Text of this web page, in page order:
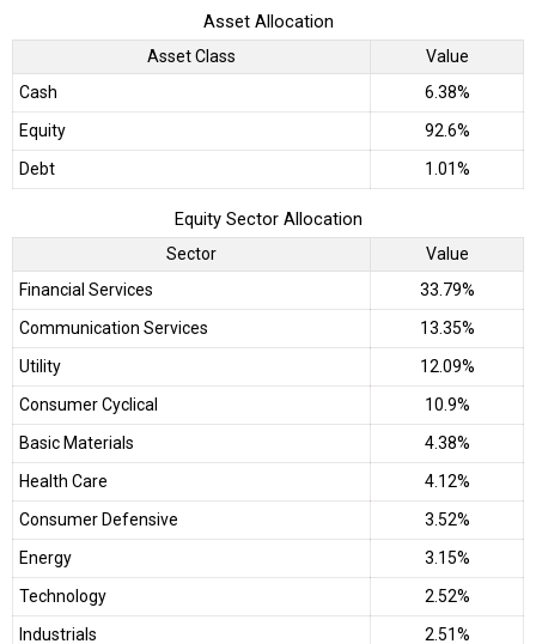
Asset Allocation
Asset Class
Value
Cash
6.38%
Equity
92.6%
Debt
1.01%
Equity Sector Allocation
Sector
Value
Financial Services
33.79%
Communication Services
13.35%
Utility
12.09%
Consumer Cyclical
10.9%
Basic Materials
4.38%
Health Care
4.12%
Consumer Defensive
3.52%
Energy
3.15%
Technology
2.52%
Industrials
2.51%